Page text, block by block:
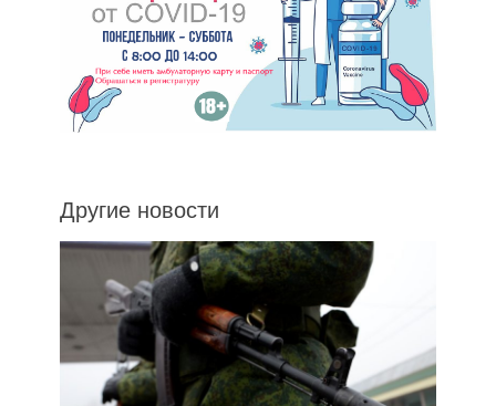
Другие новости